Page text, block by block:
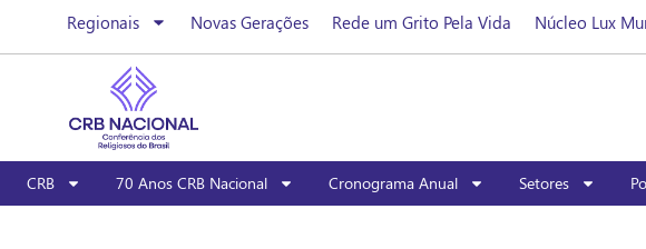
Regionais Novas Gerações Rede um Grito Pela Vida Núcleo Lux
CRB 70 Anos CRB Nacional Cronograma Anual Setores